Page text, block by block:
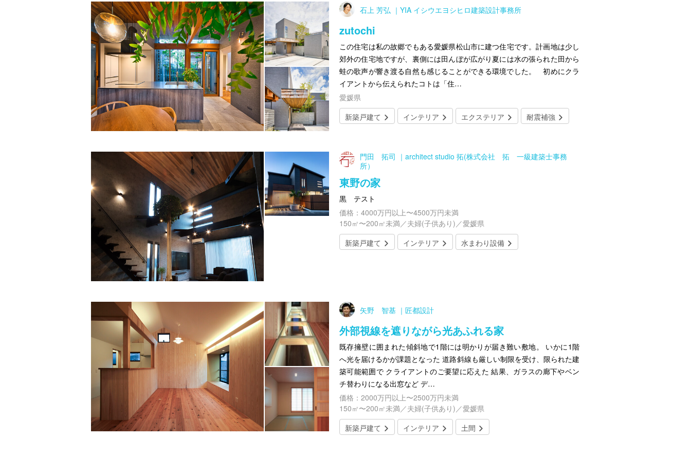
石上 芳弘 ｜YIA イシウエヨシヒロ建築設計事務所
zutochi
この住宅は私の故郷でもある愛媛県松山市に建つ住宅です。計画地は少し
郊外の住宅地ですが、裏側には田んぼが広がり夏には水の張られた田から
蛙の歌声が響き渡る自然も感じることができる環境でした。 ​ 初めにクラ
イアントから伝えられたコトは「住…
愛媛県
新築戸建て
インテリア エクステリア 耐震補強
門田 拓司 ｜architect studio 拓(株式会社 拓 一級建築士事務
所）
東野の家
黒 テスト
価格：4000万円以上〜4500万円未満
150㎡〜200㎡未満／夫婦(子供あり)／愛媛県
新築戸建て
インテリア 水まわり設備
矢野 智基 ｜匠都設計
外部視線を遮りながら光あふれる家
既存擁壁に囲まれた傾斜地で1階には明かりが届き難い敷地。 いかに1階
へ光を届けるかが課題となった 道路斜線も厳しい制限を受け、限られた建
築可能範囲で クライアントのご要望に応えた 結果、ガラスの廊下やベン
チ替わりになる出窓など デ…
価格：2000万円以上〜2500万円未満
150㎡〜200㎡未満／夫婦(子供あり)／愛媛県
新築戸建て
インテリア 土間